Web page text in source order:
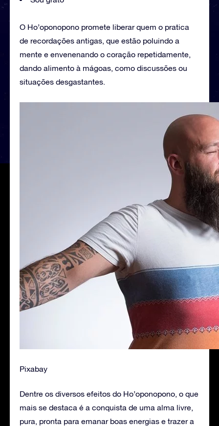
O Ho’oponopono promete liberar quem o pratica
de recordações antigas, que estão poluindo a
mente e envenenando o coração repetidamente,
dando alimento à mágoas, como discussões ou
situações desgastantes.
Pixabay
Dentre os diversos efeitos do Ho’oponopono, o que
mais se destaca é a conquista de uma alma livre,
pura, pronta para emanar boas energias e trazer a